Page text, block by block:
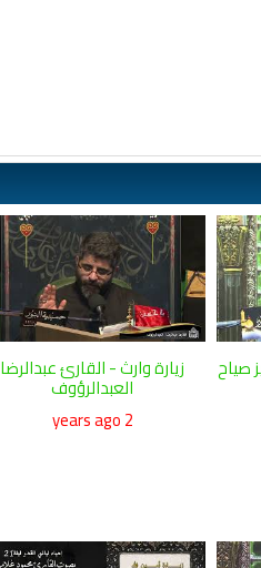
صياح
زيارة وارث - القارئ عبدالرضا
العبدالرؤوف
2 years ago